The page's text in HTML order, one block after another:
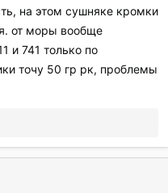
на этом сушняке кромки
от моры вообще
и 741 только по
точу 50 гр рк, проблемы